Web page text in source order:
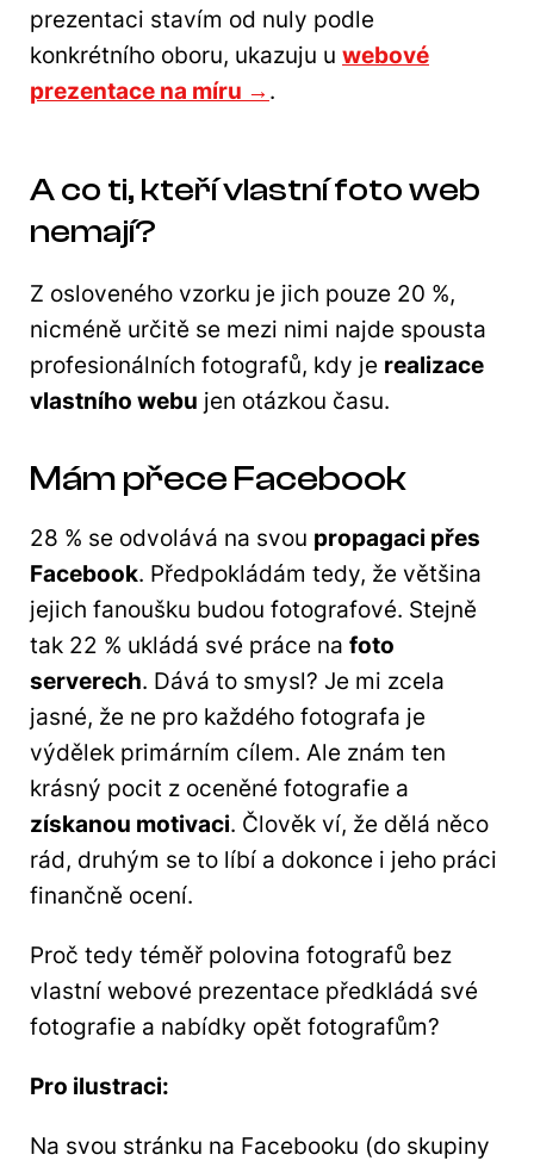
prezentaci stavím od nuly podle
konkrétního oboru, ukazuju u webové
prezentace na míru → .
A co ti, kteří vlastní foto web
nemají?
Z osloveného vzorku je jich pouze 20 %,
nicméně určitě se mezi nimi najde spousta
profesionálních fotografů, kdy je realizace
vlastního webu jen otázkou času.
Mám přece Facebook
28 % se odvolává na svou propagaci přes
Facebook. Předpokládám tedy, že většina
jejich fanoušku budou fotografové. Stejně
tak 22 % ukládá své práce na foto
serverech. Dává to smysl? Je mi zcela
jasné, že ne pro každého fotografa je
výdělek primárním cílem. Ale znám ten
krásný pocit z oceněné fotografie a
získanou motivaci. Člověk ví, že dělá něco
rád, druhým se to líbí a dokonce i jeho práci
finančně ocení.
Proč tedy téměř polovina fotografů bez
vlastní webové prezentace předkládá své
fotografie a nabídky opět fotografům?
Pro ilustraci:
Na svou stránku na Facebooku (do skupiny